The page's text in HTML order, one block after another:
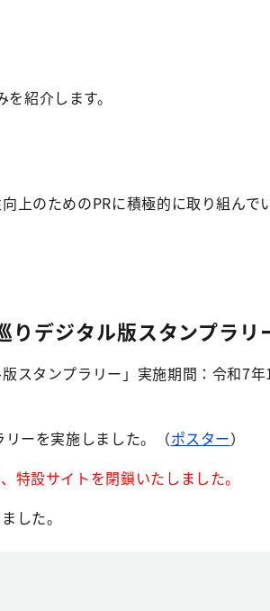
紹介します。
のためのPRに積極的に取り組んでい
デジタル版スタンプラリ
スタンプラリー」実施期間：令和7年
ーを実施しました。（ポスター）
特設サイトを閉鎖いたしました。
した。